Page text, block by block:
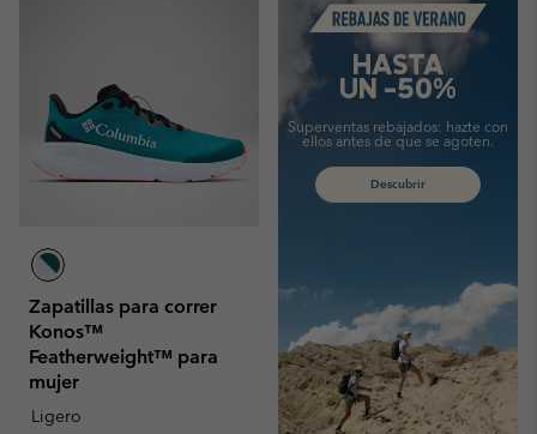
Zapatillas para correr
Konos™
Featherweight™ para
mujer
Ligero
HASTA
UN -50%
Superventas rebajados: hazte con
ellos antes de que se agoten.
Descubrir